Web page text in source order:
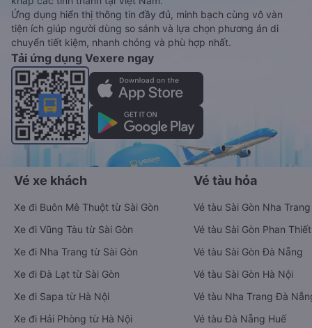
Ứng dụng hiển thị thông tin đầy đủ, minh bạch cùng vô vàn
tiện ích giúp người dùng so sánh và lựa chọn phương án di
chuyển tiết kiệm, nhanh chóng và phù hợp nhất.
Tải ứng dụng Vexere ngay
Vé xe khách
Xe đi Buôn Mê Thuột từ Sài Gòn
Xe đi Vũng Tàu từ Sài Gòn
Xe đi Nha Trang từ Sài Gòn
Xe đi Đà Lạt từ Sài Gòn
Xe đi Sapa từ Hà Nội
Xe đi Hải Phòng từ Hà Nội
Vé tàu hỏa
Vé tàu Sài Gòn Nha Trang
Vé tàu Sài Gòn Phan Thiết
Vé tàu Sài Gòn Đà Nẵng
Vé tàu Sài Gòn Hà Nội
Vé tàu Nha Trang Đà
Vé tàu Đà Nẵng Huế